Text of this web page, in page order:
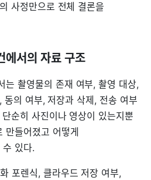
사정만으로 전체 결론을
에서의 자료 구조
는 촬영물의 존재 여부, 촬영 대상,
의 여부, 저장과 삭제, 전송 여부
순히 사진이나 영상이 있는지뿐
만들어졌고 어떻게
수 있다.
포렌식, 클라우드 저장 여부,